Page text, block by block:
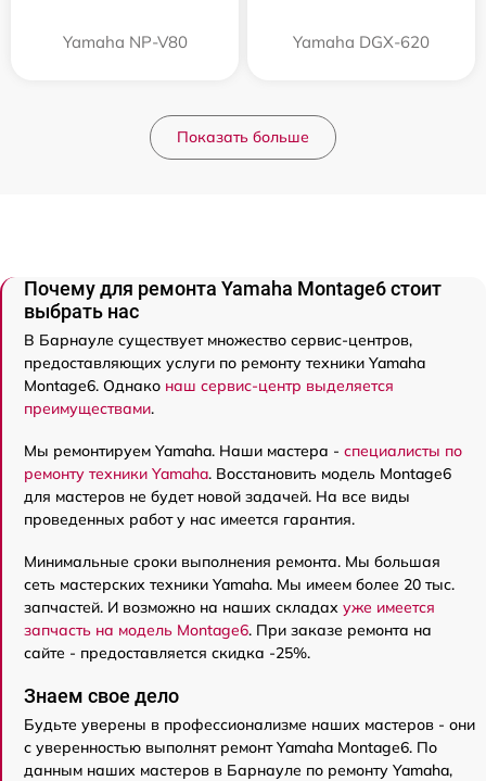
Yamaha NP-V80 Yamaha DGX-620
Показать больше
Почему для ремонта Yamaha Montage6 стоит
выбрать нас
В Барнауле существует множество сервис-центров,
предоставляющих услуги по ремонту техники Yamaha
Montage6. Однако наш сервис-центр выделяется
преимуществами.
Мы ремонтируем Yamaha. Наши мастера - специалисты по
ремонту техники Yamaha. Восстановить модель Montage6
для мастеров не будет новой задачей. На все виды
проведенных работ у нас имеется гарантия.
Минимальные сроки выполнения ремонта. Мы большая
сеть мастерских техники Yamaha. Мы имеем более 20 тыс.
запчастей. И возможно на наших складах уже имеется
запчасть на модель Montage6. При заказе ремонта на
сайте - предоставляется скидка -25%.
Знаем свое дело
Будьте уверены в профессионализме наших мастеров - они
с уверенностью выполнят ремонт Yamaha Montage6. По
данным наших мастеров в Барнауле по ремонту Yamaha,